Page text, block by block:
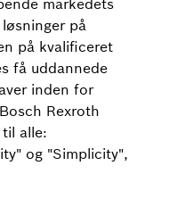
markedets
på
på kvalificeret
få uddannede
inden for
Rexroth
alle:
og "Simplicity",